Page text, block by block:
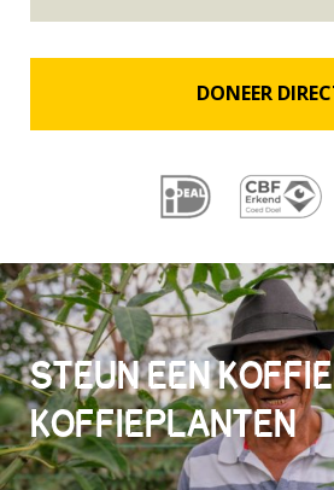
STEUN EEN
KOFFIEPLANTEN